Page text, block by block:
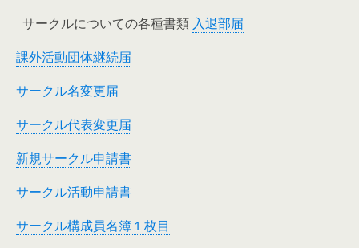
サークルについての各種書類 入退部届
課外活動団体継続届
サークル名変更届
サークル代表変更届
新規サークル申請書
サークル活動申請書
サークル構成員名簿１枚目